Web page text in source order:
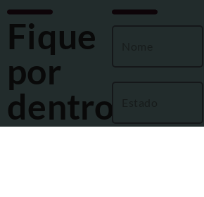
Fique
por
dentro
das